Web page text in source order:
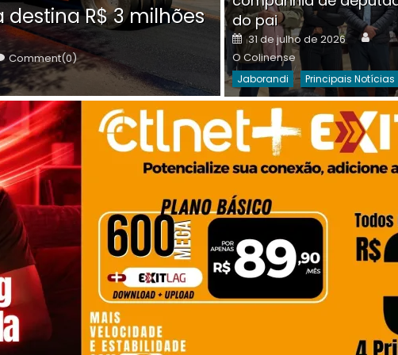
destina R$ 3 milhões
Comment(0)
on
30 de julho de 2026 O
Destaques Da Semana
do pai
Posted
on
31 de julho de 2026
O Colinense
Jaborandi Principais Notícias